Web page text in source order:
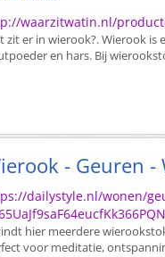
waarzitwatin.nl/
zit er in wierook?. Wierook
en hars. Bij
- Geuren -
dailystyle.nl/wonen/
hier meerdere
voor meditatie,